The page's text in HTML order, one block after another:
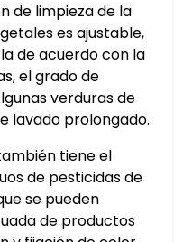
de limpieza de la
es ajustable,
de acuerdo con la
el grado de
verduras de
lavado prolongado.
tiene el
de pesticidas de
se pueden
de productos